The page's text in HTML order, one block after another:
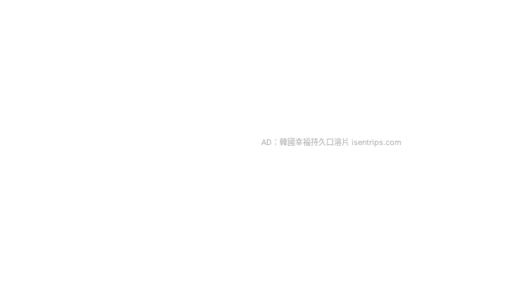
AD：韓國幸福持久口溶片 isentrips.com